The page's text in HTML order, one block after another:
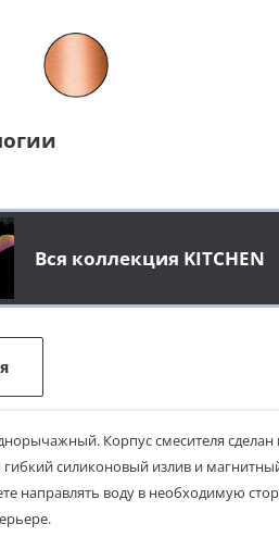
Вся коллекция KITCHEN
Корпус смесителя
гибкий силиконовый излив и
направлять воду в необходимую